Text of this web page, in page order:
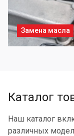
Замена масла
Каталог
Наш каталог
различных